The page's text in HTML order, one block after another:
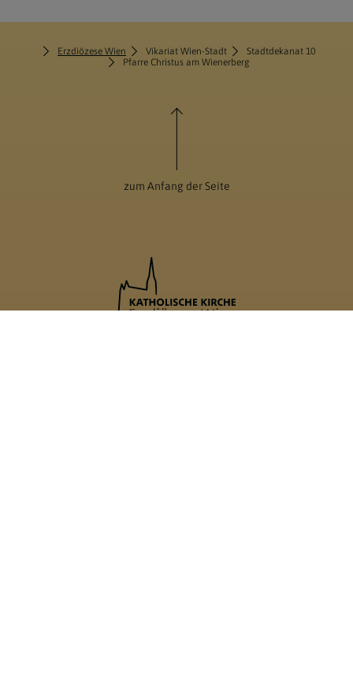
Erzdiözese Wien Vikariat Wien-Stadt
Stadtdekanat 10
Pfarre Christus am Wienerberg
zum Anfang der Seite